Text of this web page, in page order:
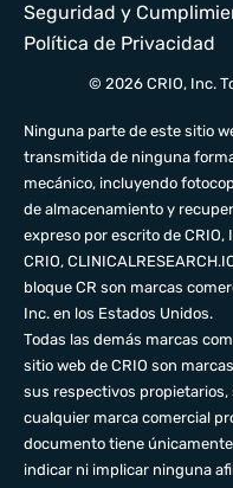
Seguridad y
Política de Privacidad
© 2026 CRIO, Inc.
Ninguna parte de este sitio
transmitida de ninguna
mecánico, incluyendo
de almacenamiento y
expreso por escrito de CRIO,
CRIO,
bloque CR son marcas
Inc. en los Estados Unidos.
Todas las demás marcas
sitio web de CRIO son
sus respectivos propietarios,
cualquier marca comercial
documento tiene
indicar ni implicar ninguna